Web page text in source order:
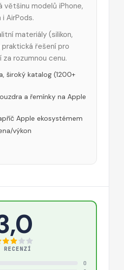
většinu modelů iPhone,
AirPods.
materiály (silikon,
řešení pro
rozumnou cenu.
široký katalog (1200+
a řemínky na Apple
Apple ekosystémem
výkon
RECENZÍ
0